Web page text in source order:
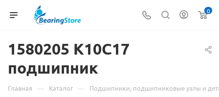
0
1580205 K10C17 Материал
товаре
подшипник
Главная — Каталог — Подшипники, подшипниковые узлы и